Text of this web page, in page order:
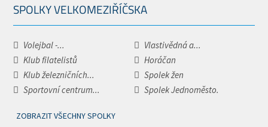
SPOLKY VELKOMEZIŘÍČSKA
Volejbal -...
Vlastivědná a...
Klub filatelistů
Horáčan
Klub železničních...
Spolek žen
Sportovní centrum...
Spolek Jednoměsto.
ZOBRAZIT VŠECHNY SPOLKY